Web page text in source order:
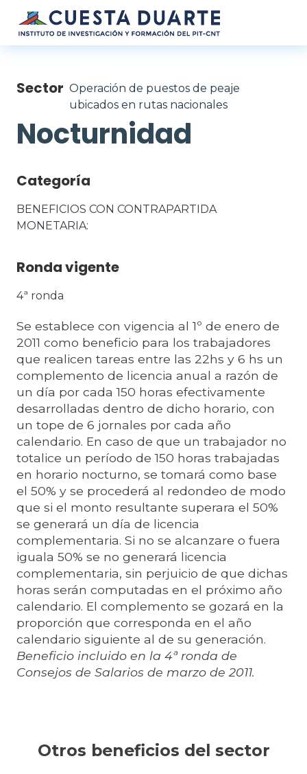
Pasar al contenido principal
Sector Operación de puestos de peaje
ubicados en rutas nacionales
Nocturnidad
Categoría
BENEFICIOS CON CONTRAPARTIDA
MONETARIA
Ronda vigente
4ª ronda
Se establece con vigencia al 1º de enero de
2011 como beneficio para los trabajadores
que realicen tareas entre las 22hs y 6 hs un
complemento de licencia anual a razón de
un día por cada 150 horas efectivamente
desarrolladas dentro de dicho horario, con
un tope de 6 jornales por cada año
calendario. En caso de que un trabajador no
totalice un período de 150 horas trabajadas
en horario nocturno, se tomará como base
el 50% y se procederá al redondeo de modo
que si el monto resultante superara el 50%
se generará un día de licencia
complementaria. Si no se alcanzare o fuera
iguala 50% se no generará licencia
complementaria, sin perjuicio de que dichas
horas serán computadas en el próximo año
calendario. El complemento se gozará en la
proporción que corresponda en el año
calendario siguiente al de su generación.
Beneficio incluido en la 4ª ronda de
Consejos de Salarios de marzo de 2011.
Otros beneficios del sector